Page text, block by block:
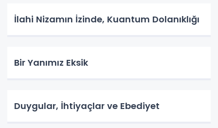
İlahi Nizamın İzinde, Kuantum Dolanıklığı
Bir Yanımız Eksik
Duygular, İhtiyaçlar ve Ebediyet